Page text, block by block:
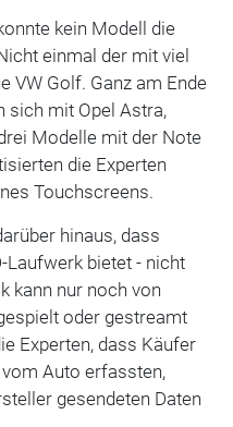
kein Modell die
einmal der mit viel
VW Golf. Ganz am Ende
sich mit Opel Astra,
Modelle mit der Note
die Experten
Touchscreens.
hinaus, dass
Laufwerk bietet - nicht
kann nur noch von
oder gestreamt
Experten, dass Käufer
Auto erfassten,
gesendeten Daten